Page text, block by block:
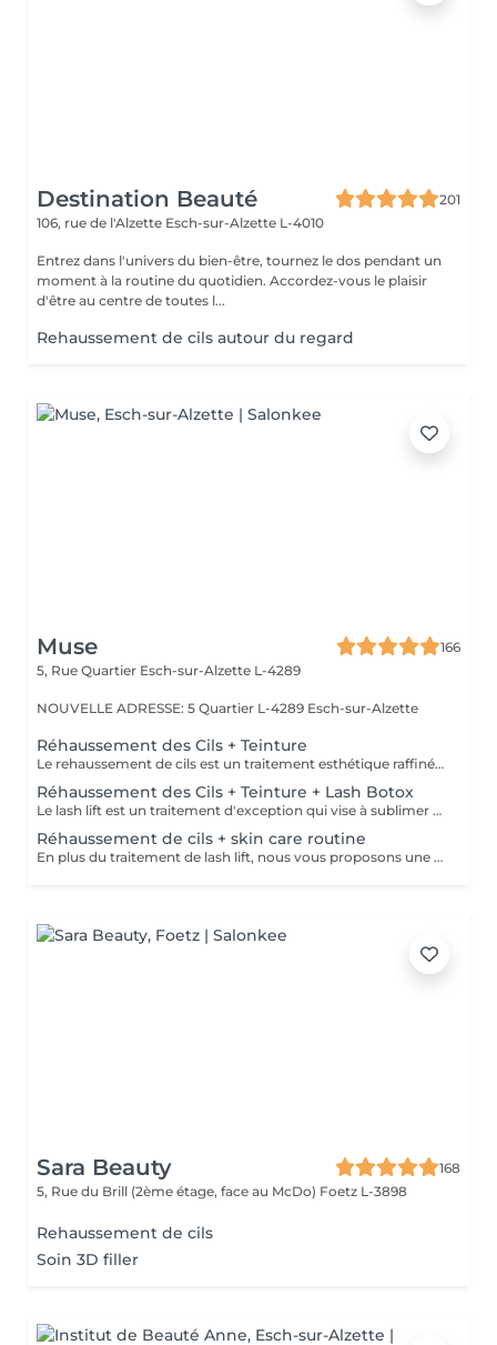
Destination Beauté
201
106, rue de l'Alzette Esch-sur-Alzette L-4010
Entrez dans l'univers du bien-être, tournez le dos pendant un
moment à la routine du quotidien. Accordez-vous le plaisir
d'être au centre de toutes l...
Rehaussement de cils autour du regard
Muse
166
5, Rue Quartier Esch-sur-Alzette L-4289
NOUVELLE ADRESSE: 5 Quartier L-4289 Esch-sur-Alzette
Réhaussement des Cils + Teinture
Le rehaussement de cils est un traitement esthétique raffiné qui confère à vos cils une courbure naturelle et gracieuse. En utilisant des produits spécialisés et des techniques de mise en forme expertes, nous ajoutons une dimension supplémentaire de courbure et de définition à vos cils. La durée du traitement varie généralement de 4 à 8 semaines, selon le cycle de croissance naturel de vos cils. De plus, notre service comprend une teinture noire des cils, offrant ainsi une intensité supplémentaire à votre regard. Veuillez ne pas appliquer de Mascara Waterproof le jour de votre rendez-vous.
Réhaussement des Cils + Teinture + Lash Botox
Le lash lift est un traitement d'exception qui vise à sublimer la beauté naturelle de vos cils en leur donnant une courbure élégante et durable. Associé au lash botox, ce soin apporte une véritable revitalisation à vos cils, les nourrissant en profondeur, les renforçant et leur offrant une apparence saine et éclatante. Grâce à cette combinaison unique, vous bénéficiez d'un regard intensifié. De plus, notre service inclus une teinture noire des cils, mettant en valeur leur intensité et accentuant encore davantage votre regard.
Réhaussement de cils + skin care routine
En plus du traitement de lash lift, nous vous proposons une expérience complète de soins de la peau. Notre routine de soins personnalisée comprend un double nettoyage pour éliminer les impuretés, suivi d'une exfoliation douce pour une peau lisse et radieuse. Ensuite, nous infusons votre peau avec un sérum hydratant spécialement sélectionné pour répondre à vos besoins. Enfin, nous appliquons un masque facial sur mesure qui offre une hydratation intense et une sensation de bien-être apaisante. Cette combinaison de lash lift et de soins de la peau vous permet de profiter de cils magnifiquement recourbés et d'une peau éclatante.
Sara Beauty
168
5, Rue du Brill (2ème étage, face au McDo) Foetz L-3898
Rehaussement de cils
Soin 3D filler